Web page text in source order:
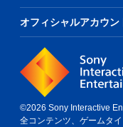
オフィシャルアカウン
©2026 Sony Interactive
全コンテンツ、ゲームタ